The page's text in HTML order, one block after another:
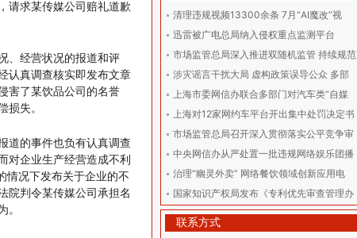
请求某传媒公司赔礼道歉
、经营状况的报道和评
认真调查核实即发布文章
害了某饮品公司的名誉
损失。
道的事件也负有认真调查
对企业生产经营造成不利
情况下发布关于企业的不
院判令某传媒公司承担名
。
清理违规视频13300余条 7月“AI魔改”视
迅雷被广电总局纳入侵权重点监测平台
市场监管总局深入推进双随机监管 持续规范
涉灾谣言干扰大局 虚构政策误导公众 多部
上海市委网信办联合多部门对汽车类“自媒
上海对12家网约车平台开出集中处罚决定书
市场监管总局召开深入贯彻落实公平竞争审
中央网信办从严处置一批违规网络娱乐团播
治理“幽灵外卖” 网络餐饮领域创新应用电
国家知识产权局发布《专利优先审查管理办
联系方式